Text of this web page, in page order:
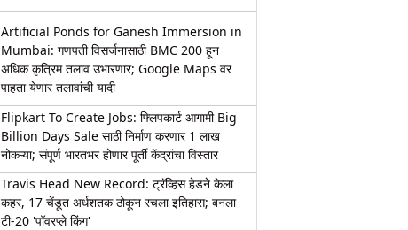
Artificial Ponds for Ganesh Immersion in
Mumbai: गणपती विसर्जनासाठी BMC 200 हून
अधिक कृत्रिम तलाव उभारणार; Google Maps वर
पाहता येणार तलावांची यादी
Flipkart To Create Jobs: फ्लिपकार्ट आगामी Big
Billion Days Sale साठी निर्माण करणार 1 लाख
नोकऱ्या; संपूर्ण भारतभर होणार पूर्ती केंद्रांचा विस्तार
Travis Head New Record: ट्रॅव्हिस हेडने केला
कहर, 17 चेंडूत अर्धशतक ठोकून रचला इतिहास; बनला
टी-20 'पॉवरप्ले किंग'